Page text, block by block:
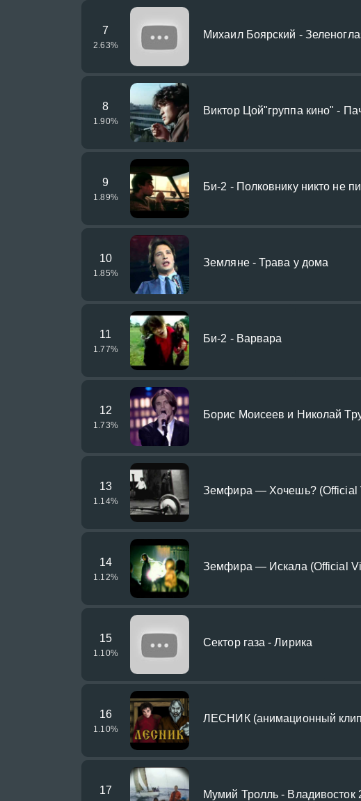
7
2.63%
Михаил Боярский -
8
1.90%
Виктор Цой"группа кино" -
9
1.89%
Би-2 - Полковнику никто не
10
1.85%
Земляне - Трава у дома
11
1.77%
Би-2 - Варвара
12
1.73%
Борис Моисеев и Николай
13
1.14%
Земфира — Хочешь? (Official
14
1.12%
Земфира — Искала (Official
15
1.10%
Сектор газа - Лирика
16
1.10%
ЛЕСНИК (анимационный
17 Мумий Тролль - Владивосток